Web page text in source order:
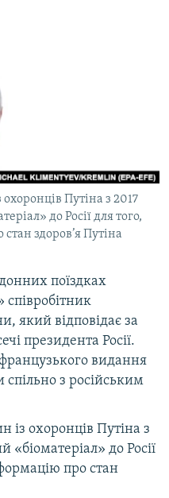
Путіна з 2017
до Росії для того,
здоров’я Путіна
поїздках
який відповідає за
президента Росії.
видання
спільно з російським
із охоронців Путіна з
«біоматеріал» до Росії
про стан